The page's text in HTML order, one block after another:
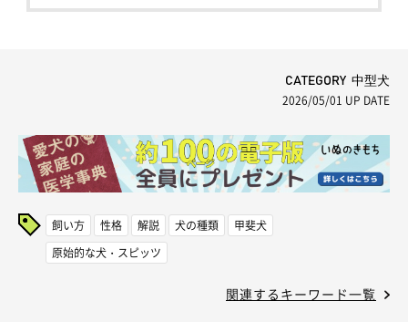
CATEGORY 中型犬
2026/05/01 UP DATE
飼い方 性格 解説 犬の種類
甲斐犬
原始的な犬・スピッツ
関連するキーワード一覧